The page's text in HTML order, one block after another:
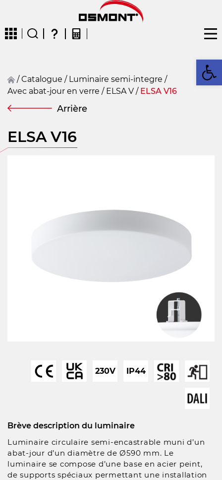
CZENDEFRFIN
/ Catalogue / Luminaire semi-integre /
Avec abat-jour en verre / ELSA V / ELSA V16
Arrière
Brève description du luminaire
Luminaire circulaire semi-encastrable muni d’un
abat-jour d’un diamètre de Ø590 mm. Le
luminaire se compose d’une base en acier peint,
de supports spéciaux permettant une installation
ELSA V16
230V IP44